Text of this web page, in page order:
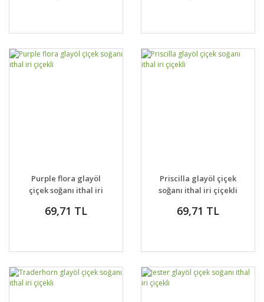
Purple flora glayöl
çiçek soğanı ithal iri
69,71 TL
Priscilla glayöl çiçek
soğanı ithal iri çiçekli
69,71 TL